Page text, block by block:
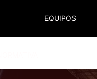
EQUIPOS